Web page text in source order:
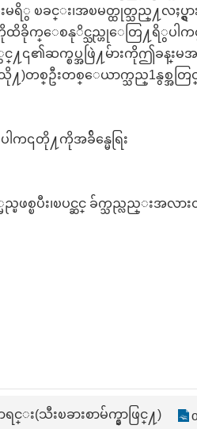
ရိွ ၿခင္း၊အၿမတ္ထုတ္သည္႔လႈပ္
ထိခိုက္ေစနုိင္သည္ဟုေတြ႔ရိွပါ
ႏွင္႔၎၏ဆက္စပ္အဖြဲ႔မ်ားကိုဤ
(သို႔)တစ္ဦးတစ္ေယာက္သည္1နွစ္အတ
ါက၎တို႔ကိုအခ်ိန္မေရြး
ပီး၊ၿပင္ဆင္ ခ်က္သည္လည္းအလားတူ
(သီးၿခားစာမ်က္နွာဖြင္႔)